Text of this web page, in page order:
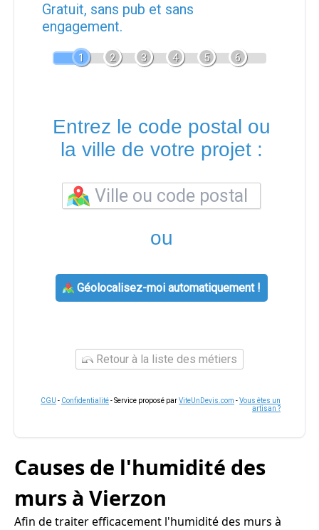
Gratuit, sans pub et sans
engagement.
1 2 3 4 5 6
Entrez le code postal ou
la ville de votre projet :
ou
Géolocalisez-moi automatiquement !
Retour à la liste des métiers
CGU - Confidentialité- Service proposé parViteUnDevis.com -Vous êtes un
artisan ?
Causes de l'humidité des
murs à Vierzon
Afin de traiter efficacement l'humidité des murs à